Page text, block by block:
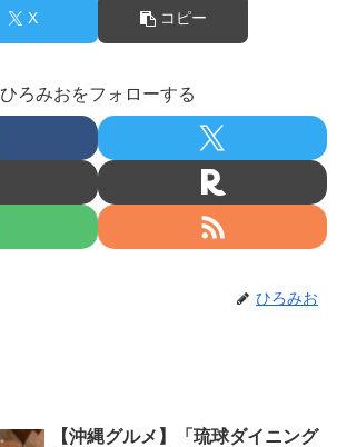
X コピー
ひろみおをフォローする
ひろみお
【沖縄グルメ】「琉球ダイニング